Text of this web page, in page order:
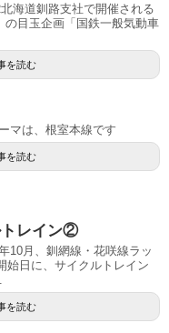
海道釧路支社で開催される
の目玉企画「国鉄一般気動車
を読む
マは、根室本線です
を読む
トレイン②
月、釧網線・花咲線ラッ
始日に、サイクルトレイン
を読む